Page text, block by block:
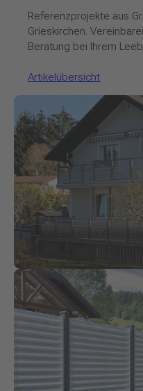
Referenzprojekte aus
Grieskirchen.
Beratung bei Ihrem
Artikelübersicht